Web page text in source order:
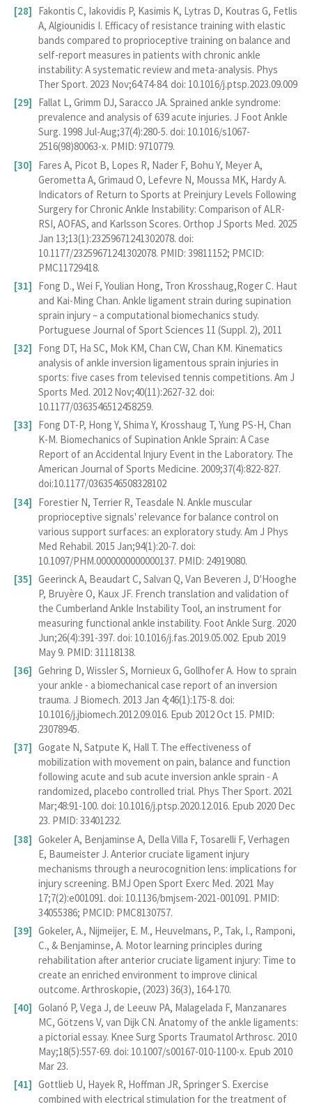
Fakontis C, Iakovidis P, Kasimis K, Lytras D, Koutras G, Fetlis
A, Algiounidis I. Efficacy of resistance training with elastic
bands compared to proprioceptive training on balance and
self-report measures in patients with chronic ankle
instability: A systematic review and meta-analysis. Phys
Ther Sport. 2023 Nov;64:74-84. doi: 10.1016/j.ptsp.2023.09.009
Fallat L, Grimm DJ, Saracco JA. Sprained ankle syndrome:
prevalence and analysis of 639 acute injuries. J Foot Ankle
Surg. 1998 Jul-Aug;37(4):280-5. doi: 10.1016/s1067-
2516(98)80063-x. PMID: 9710779.
Fares A, Picot B, Lopes R, Nader F, Bohu Y, Meyer A,
Gerometta A, Grimaud O, Lefevre N, Moussa MK, Hardy A.
Indicators of Return to Sports at Preinjury Levels Following
Surgery for Chronic Ankle Instability: Comparison of ALR-
RSI, AOFAS, and Karlsson Scores. Orthop J Sports Med. 2025
Jan 13;13(1):23259671241302078. doi:
10.1177/23259671241302078. PMID: 39811152; PMCID:
PMC11729418.
Fong D., Wei F, Youlian Hong, Tron Krosshaug,Roger C. Haut
and Kai-Ming Chan. Ankle ligament strain during supination
sprain injury – a computational biomechanics study.
Portuguese Journal of Sport Sciences 11 (Suppl. 2), 2011
Fong DT, Ha SC, Mok KM, Chan CW, Chan KM. Kinematics
analysis of ankle inversion ligamentous sprain injuries in
sports: five cases from televised tennis competitions. Am J
Sports Med. 2012 Nov;40(11):2627-32. doi:
10.1177/0363546512458259.
Fong DT-P, Hong Y, Shima Y, Krosshaug T, Yung PS-H, Chan
K-M. Biomechanics of Supination Ankle Sprain: A Case
Report of an Accidental Injury Event in the Laboratory. The
American Journal of Sports Medicine. 2009;37(4):822-827.
doi:10.1177/0363546508328102
Forestier N, Terrier R, Teasdale N. Ankle muscular
proprioceptive signals' relevance for balance control on
various support surfaces: an exploratory study. Am J Phys
Med Rehabil. 2015 Jan;94(1):20-7. doi:
10.1097/PHM.0000000000000137. PMID: 24919080.
Geerinck A, Beaudart C, Salvan Q, Van Beveren J, D'Hooghe
P, Bruyère O, Kaux JF. French translation and validation of
the Cumberland Ankle Instability Tool, an instrument for
measuring functional ankle instability. Foot Ankle Surg. 2020
Jun;26(4):391-397. doi: 10.1016/j.fas.2019.05.002. Epub 2019
May 9. PMID: 31118138.
Gehring D, Wissler S, Mornieux G, Gollhofer A. How to sprain
your ankle - a biomechanical case report of an inversion
trauma. J Biomech. 2013 Jan 4;46(1):175-8. doi:
10.1016/j.jbiomech.2012.09.016. Epub 2012 Oct 15. PMID:
23078945.
Gogate N, Satpute K, Hall T. The effectiveness of
mobilization with movement on pain, balance and function
following acute and sub acute inversion ankle sprain - A
randomized, placebo controlled trial. Phys Ther Sport. 2021
Mar;48:91-100. doi: 10.1016/j.ptsp.2020.12.016. Epub 2020 Dec
23. PMID: 33401232.
Gokeler A, Benjaminse A, Della Villa F, Tosarelli F, Verhagen
E, Baumeister J. Anterior cruciate ligament injury
mechanisms through a neurocognition lens: implications for
injury screening. BMJ Open Sport Exerc Med. 2021 May
17;7(2):e001091. doi: 10.1136/bmjsem-2021-001091. PMID:
34055386; PMCID: PMC8130757.
Gokeler, A., Nijmeijer, E. M., Heuvelmans, P., Tak, I., Ramponi,
C., & Benjaminse, A. Motor learning principles during
rehabilitation after anterior cruciate ligament injury: Time to
create an enriched environment to improve clinical
outcome. Arthroskopie, (2023) 36(3), 164-170.
Golanó P, Vega J, de Leeuw PA, Malagelada F, Manzanares
MC, Götzens V, van Dijk CN. Anatomy of the ankle ligaments:
a pictorial essay. Knee Surg Sports Traumatol Arthrosc. 2010
May;18(5):557-69. doi: 10.1007/s00167-010-1100-x. Epub 2010
Mar 23.
Gottlieb U, Hayek R, Hoffman JR, Springer S. Exercise
combined with electrical stimulation for the treatment of